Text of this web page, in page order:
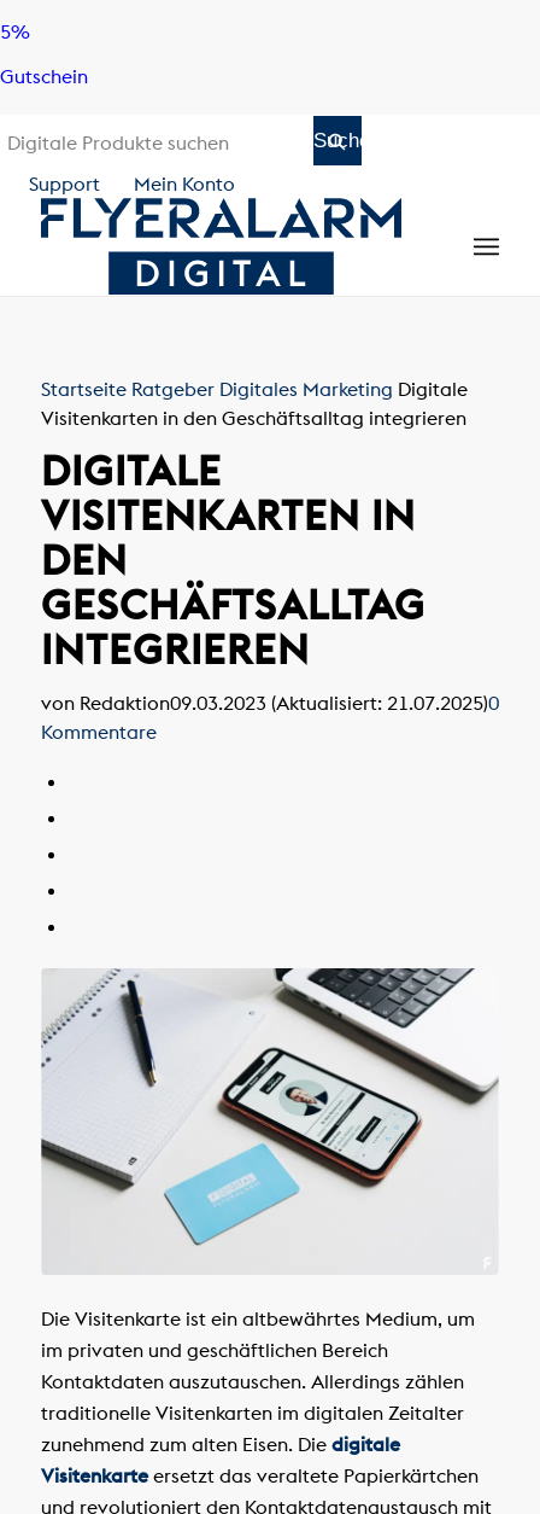
Skip
content
Skip
navigation
5%
Gutschein
Support Mein Konto
Startseite Ratgeber Digitales Marketing Digitale
Visitenkarten in den Geschäftsalltag integrieren
DIGITALE
VISITENKARTEN IN
DEN
GESCHÄFTSALLTAG
INTEGRIEREN
von Redaktion09.03.2023 (Aktualisiert: 21.07.2025)0
Kommentare
Die Visitenkarte ist ein altbewährtes Medium, um
im privaten und geschäftlichen Bereich
Kontaktdaten auszutauschen. Allerdings zählen
traditionelle Visitenkarten im digitalen Zeitalter
zunehmend zum alten Eisen. Die digitale
Visitenkarteersetzt das veraltete Papierkärtchen
und revolutioniert den Kontaktdatenaustausch mit